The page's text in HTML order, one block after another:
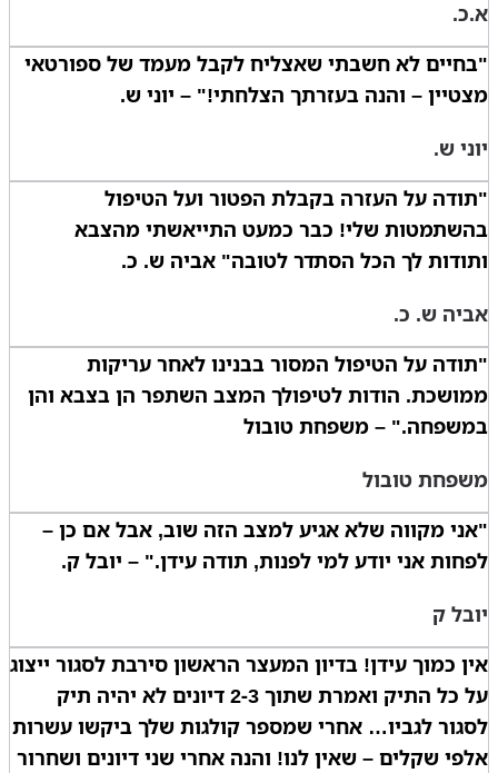
א.כ.
"בחיים לא חשבתי שאצליח לקבל מעמד של ספורטאי
מצטיין – והנה בעזרתך הצלחתי!" – יוני ש.
יוני ש.
"תודה על העזרה בקבלת הפטור ועל הטיפול
בהשתמטות שלי! כבר כמעט התייאשתי מהצבא
ותודות לך הכל הסתדר לטובה" אביה ש. כ.
אביה ש. כ.
"תודה על הטיפול המסור בבנינו לאחר עריקות
ממושכת. הודות לטיפולך המצב השתפר הן בצבא והן
במשפחה." – משפחת טובול
משפחת טובול
"אני מקווה שלא אגיע למצב הזה שוב, אבל אם כן –
לפחות אני יודע למי לפנות, תודה עידן." – יובל ק.
יובל ק
אין כמוך עידן! בדיון המעצר הראשון סירבת לסגור ייצוג
על כל התיק ואמרת שתוך 2-3 דיונים לא יהיה תיק
לסגור לגביו… אחרי שמספר קולגות שלך ביקשו עשרות
אלפי שקלים – שאין לנו! והנה אחרי שני דיונים ושחרור